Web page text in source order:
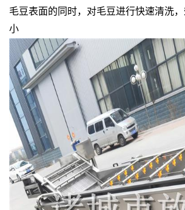
毛豆表面的同时，对毛豆进行快速清洗，
小